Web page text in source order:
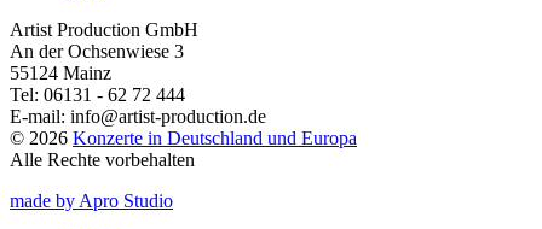
Artist Production GmbH
An der Ochsenwiese 3
55124 Mainz
Tel: 06131 - 62 72 444
E-mail: info@artist-production.de
© 2026 Konzerte in Deutschland und Europa
Alle Rechte vorbehalten
made by Apro Studio